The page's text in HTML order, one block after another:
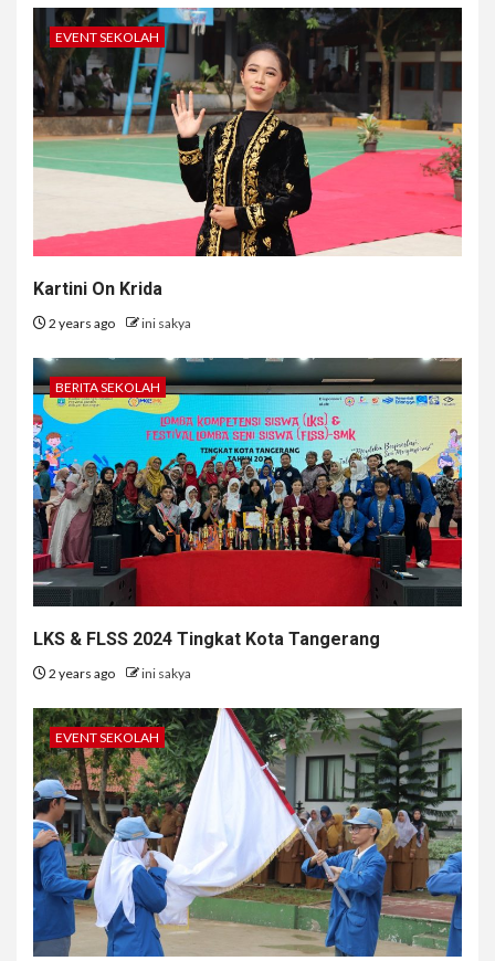
EVENT SEKOLAH
Kartini On Krida
2 years ago ini sakya
BERITA SEKOLAH
LKS & FLSS 2024 Tingkat Kota Tangerang
2 years ago ini sakya
EVENT SEKOLAH